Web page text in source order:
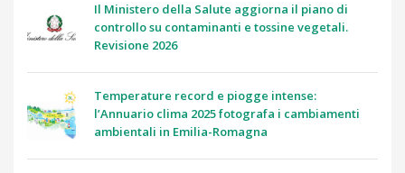
Il Ministero della Salute aggiorna il piano di
controllo su contaminanti e tossine vegetali.
Revisione 2026
Temperature record e piogge intense:
l’Annuario clima 2025 fotografa i cambiamenti
ambientali in Emilia-Romagna